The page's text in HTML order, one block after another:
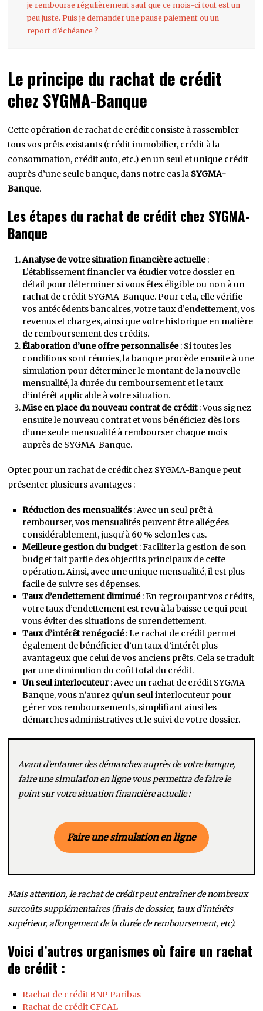
je rembourse régulièrement sauf que ce mois-ci tout est un
peu juste. Puis je demander une pause paiement ou un
report d’échéance ?
Le principe du rachat de crédit
chez SYGMA-Banque
Cette opération de rachat de crédit consiste à rassembler
tous vos prêts existants (crédit immobilier, crédit à la
consommation, crédit auto, etc.) en un seul et unique crédit
auprès d’une seule banque, dans notre cas la SYGMA-
Banque.
Les étapes du rachat de crédit chez SYGMA-
Banque
Analyse de votre situation financière actuelle:
L’établissement financier va étudier votre dossier en
détail pour déterminer si vous êtes éligible ou non à un
rachat de crédit SYGMA-Banque. Pour cela, elle vérifie
vos antécédents bancaires, votre taux d’endettement, vos
revenus et charges, ainsi que votre historique en matière
de remboursement des crédits.
Élaboration d’une offre personnalisée: Si toutes les
conditions sont réunies, la banque procède ensuite à une
simulation pour déterminer le montant de la nouvelle
mensualité, la durée du remboursement et le taux
d’intérêt applicable à votre situation.
Mise en place du nouveau contrat de crédit: Vous signez
ensuite le nouveau contrat et vous bénéficiez dès lors
d’une seule mensualité à rembourser chaque mois
auprès de SYGMA-Banque.
Opter pour un rachat de crédit chez SYGMA-Banque peut
présenter plusieurs avantages :
Réduction des mensualités: Avec un seul prêt à
rembourser, vos mensualités peuvent être allégées
considérablement, jusqu’à 60 % selon les cas.
Meilleure gestion du budget: Faciliter la gestion de son
budget fait partie des objectifs principaux de cette
opération. Ainsi, avec une unique mensualité, il est plus
facile de suivre ses dépenses.
Taux d’endettement diminué: En regroupant vos crédits,
votre taux d’endettement est revu à la baisse ce qui peut
vous éviter des situations de surendettement.
Taux d’intérêt renégocié: Le rachat de crédit permet
également de bénéficier d’un taux d’intérêt plus
avantageux que celui de vos anciens prêts. Cela se traduit
par une diminution du coût total du crédit.
Un seul interlocuteur: Avec un rachat de crédit SYGMA-
Banque, vous n’aurez qu’un seul interlocuteur pour
gérer vos remboursements, simplifiant ainsi les
démarches administratives et le suivi de votre dossier.
Avant d’entamer des démarches auprès de votre banque,
faire une simulation en ligne vous permettra de faire le
point sur votre situation financière actuelle :
Faire une simulation en ligne
Mais attention, le rachat de crédit peut entraîner de nombreux
surcoûts supplémentaires (frais de dossier, taux d’intérêts
supérieur, allongement de la durée de remboursement, etc).
Voici d’autres organismes où faire un rachat
de crédit :
Rachat de crédit BNP Paribas
Rachat de crédit CFCAL